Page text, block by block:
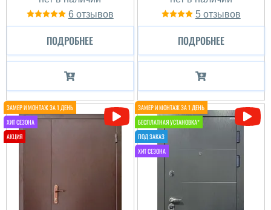
6
ПОДРОБНЕЕ
5
ПОДРОБНЕЕ